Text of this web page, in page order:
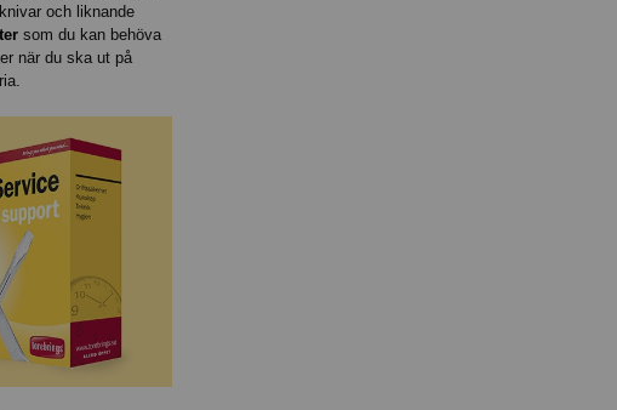
och liknande
som du kan behöva
när du ska ut på